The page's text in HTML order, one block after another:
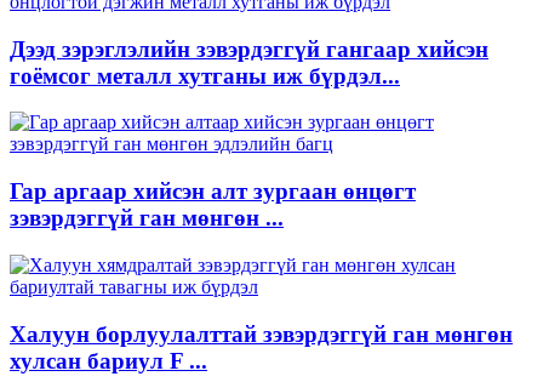
Дээд зэрэглэлийн зэвэрдэггүй гангаар хийсэн
гоёмсог металл хутганы иж бүрдэл...
Гар аргаар хийсэн алт зургаан өнцөгт
зэвэрдэггүй ган мөнгөн ...
Халуун борлуулалттай зэвэрдэггүй ган мөнгөн
хулсан бариул F ...